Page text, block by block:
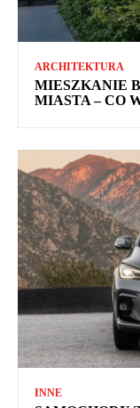
ARCHITEKTURA
MIESZKANIE
MIASTA – CO
INNE